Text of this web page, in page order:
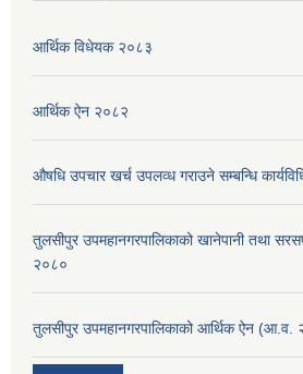
आर्थिक विधेयक २०८३
आर्थिक ऐन २०८२
औषधि उपचार खर्च उपलव्ध गराउने सम्बन्धि
तुलसीपुर उपमहानगरपालिकाको खानेपानी तथा
२०८०
तुलसीपुर उपमहानगरपालिकाको आर्थिक ऐन